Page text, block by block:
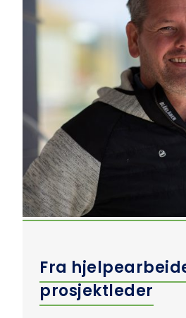
Fra
prosjektleder